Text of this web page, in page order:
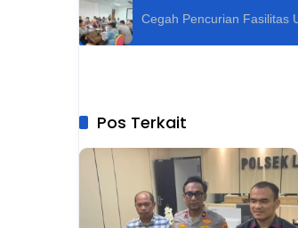
Cegah Pencurian Fasilitas
Pos Terkait